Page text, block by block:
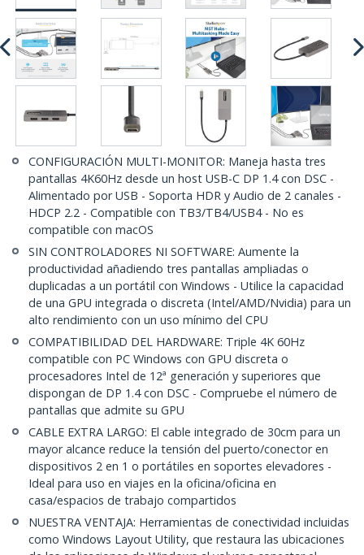
CONFIGURACIÓN MULTI-MONITOR: Maneja hasta tres
pantallas 4K60Hz desde un host USB-C DP 1.4 con DSC -
Alimentado por USB - Soporta HDR y Audio de 2 canales -
HDCP 2.2 - Compatible con TB3/TB4/USB4 - No es
compatible con macOS
SIN CONTROLADORES NI SOFTWARE: Aumente la
productividad añadiendo tres pantallas ampliadas o
duplicadas a un portátil con Windows - Utilice la capacidad
de una GPU integrada o discreta (Intel/AMD/Nvidia) para un
alto rendimiento con un uso mínimo del CPU
COMPATIBILIDAD DEL HARDWARE: Triple 4K 60Hz
compatible con PC Windows con GPU discreta o
procesadores Intel de 12ª generación y superiores que
dispongan de DP 1.4 con DSC - Compruebe el número de
pantallas que admite su GPU
CABLE EXTRA LARGO: El cable integrado de 30cm para un
mayor alcance reduce la tensión del puerto/conector en
dispositivos 2 en 1 o portátiles en soportes elevadores -
Ideal para uso en viajes en la oficina/oficina en
casa/espacios de trabajo compartidos
NUESTRA VENTAJA: Herramientas de conectividad incluidas
como Windows Layout Utility, que restaura las ubicaciones